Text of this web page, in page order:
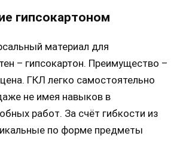
гипсокартоном
материал для
– гипсокартон. Преимущество –
ГКЛ легко самостоятельно
не имея навыков в
работ. За счёт гибкости из
по форме предметы